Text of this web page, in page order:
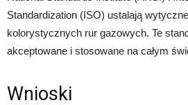
Standardization (ISO) ustalają
kolorystycznych rur gazowych. Te
akceptowane i stosowane na całym
Wnioski